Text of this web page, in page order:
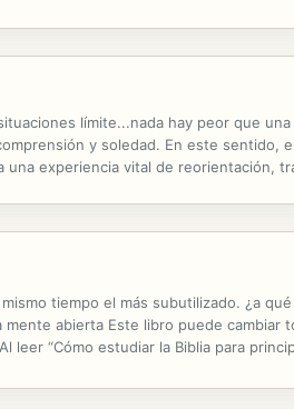
límite...nada hay peor que
y soledad. En este sentido,
una experiencia vital de reorientación,
tiempo el más subutilizado. ¿a
abierta Este libro puede cambiar
leer “Cómo estudiar la Biblia para